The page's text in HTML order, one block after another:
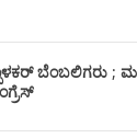
ಬೆಂಬಲಿಗರು ;